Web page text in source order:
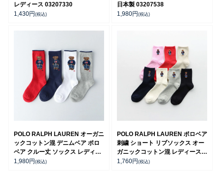
レディース 03207330
1,430円(税込)
日本製 03207538
1,980円(税込)
POLO RALPH LAUREN オーガニ
ックコットン混 デニムベア ポロ
ベア クルー丈 ソックス レディー
ス 03207241
1,980円(税込)
POLO RALPH LAUREN ポロベア
刺繍 ショート リブソックス オー
ガニックコットン混 レディース
03207311
1,760円(税込)